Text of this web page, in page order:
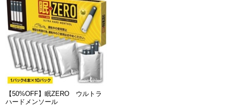
【50%OFF】眠ZERO ウルトラ
ハードメンソール